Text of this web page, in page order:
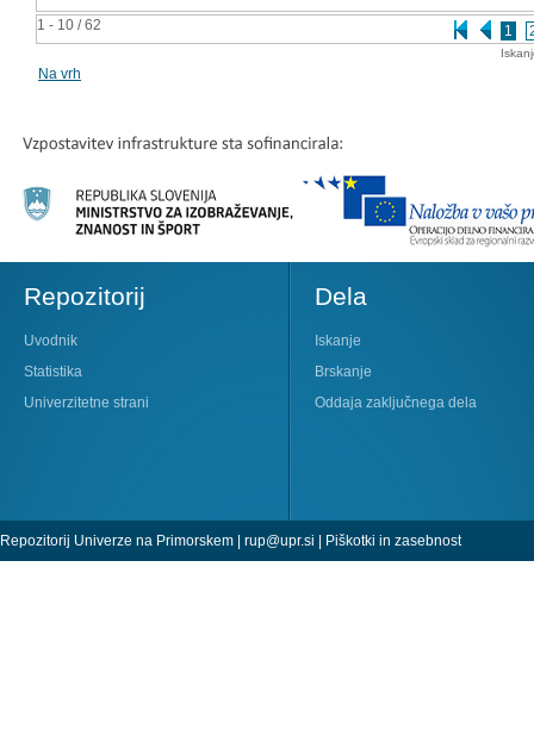
1 - 10 / 62 1
Na vrh
Repozitorij
Uvodnik
Statistika
Univerzitetne strani
Dela
Iskanje
Brskanje
Oddaja zaključnega dela
Repozitorij Univerze na Primorskem | rup@upr.si | Piškotki in zasebnost